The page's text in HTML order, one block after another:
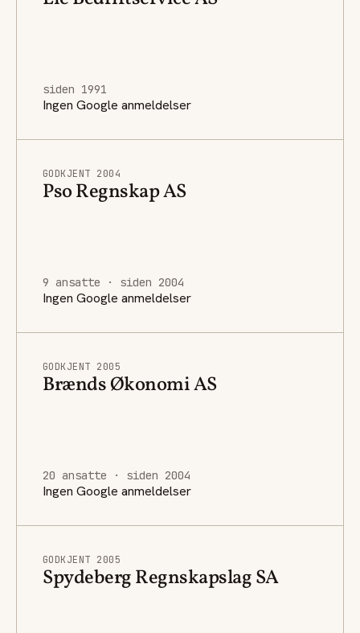
siden 1991
Ingen Google anmeldelser
GODKJENT 2004
Pso Regnskap AS
9 ansatte · siden 2004
Ingen Google anmeldelser
GODKJENT 2005
Brænds Økonomi AS
20 ansatte · siden 2004
Ingen Google anmeldelser
GODKJENT 2005
Spydeberg Regnskapslag SA